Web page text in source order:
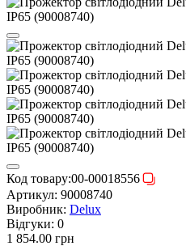
Код товару:00-00018556
Артикул: 90008740
Виробник: Delux
Відгуки: 0
1 854.00 грн